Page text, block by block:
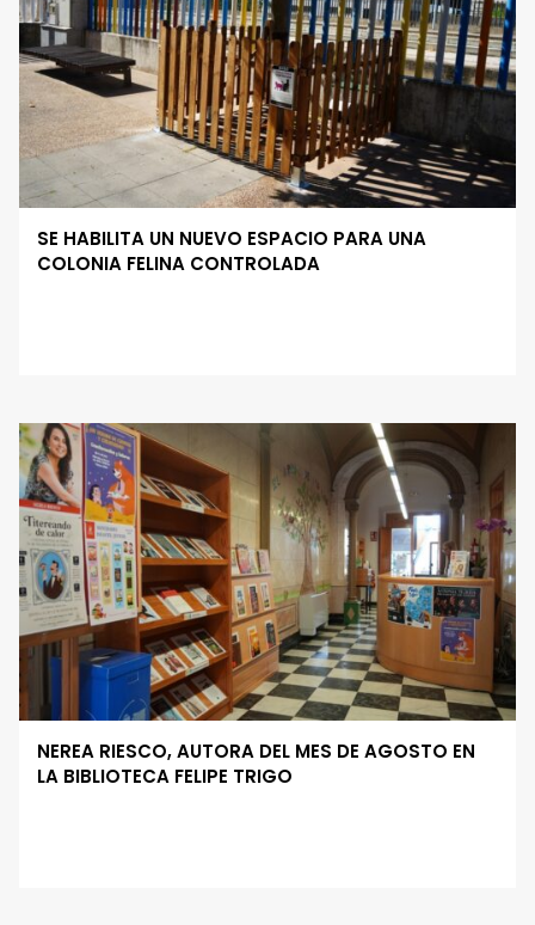
SE HABILITA UN NUEVO ESPACIO PARA UNA
COLONIA FELINA CONTROLADA
NEREA RIESCO, AUTORA DEL MES DE AGOSTO EN
LA BIBLIOTECA FELIPE TRIGO